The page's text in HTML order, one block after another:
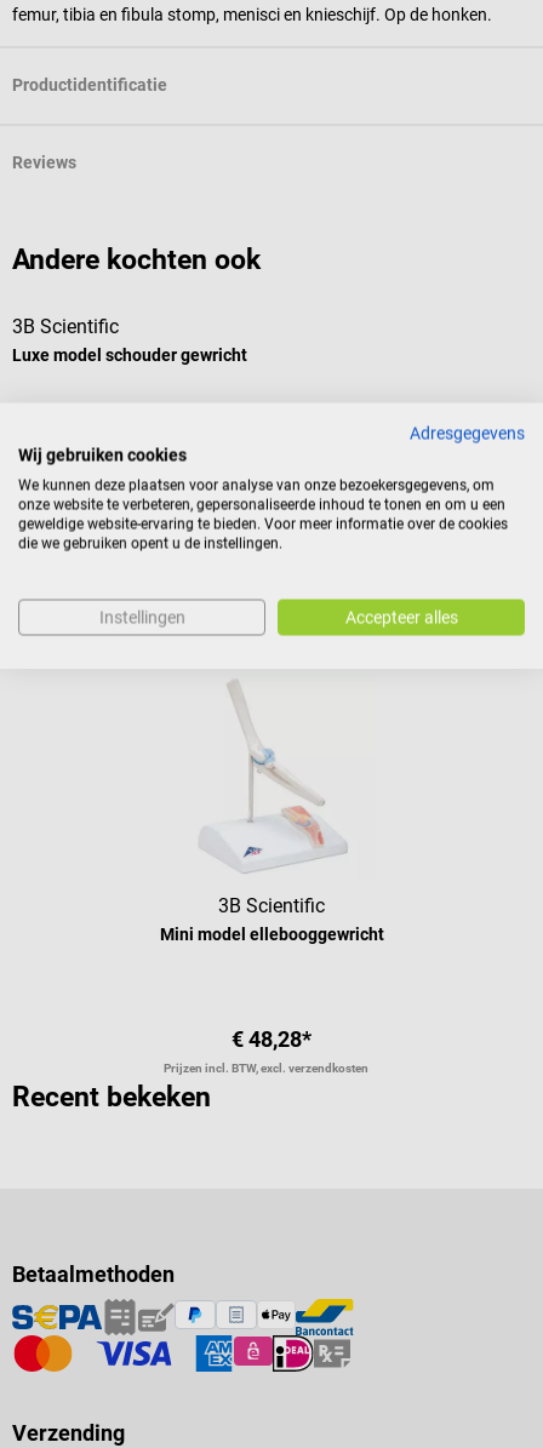
femur, tibia en fibula stomp, menisci en knieschijf. Op de honken.
Productidentificatie
Reviews
Andere kochten ook
3B Scientific
Luxe model schouder gewricht
€ 145,08*
In winkelwagen
Vergelijkbare producten
3B Scientific
Mini model ellebooggewricht
€ 48,28*
Prijzen incl. BTW, excl. verzendkosten
Recent bekeken
Betaalmethoden
Verzending
Adresgegevens
Wij gebruiken cookies
We kunnen deze plaatsen voor analyse van onze bezoekersgegevens, om
onze website te verbeteren, gepersonaliseerde inhoud te tonen en om u een
geweldige website-ervaring te bieden. Voor meer informatie over de cookies
die we gebruiken opent u de instellingen.
Instellingen Accepteer alles